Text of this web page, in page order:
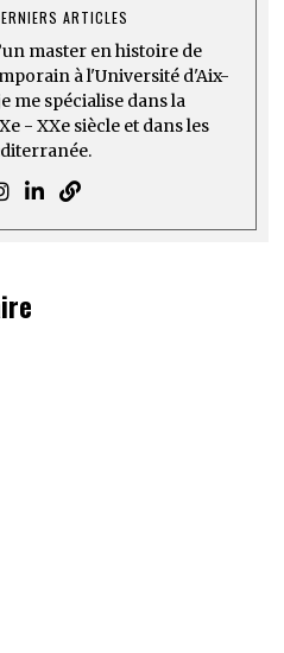
ARTICLES
master en histoire de
à l'Université d'Aix-
me spécialise dans la
- XXe siècle et dans les